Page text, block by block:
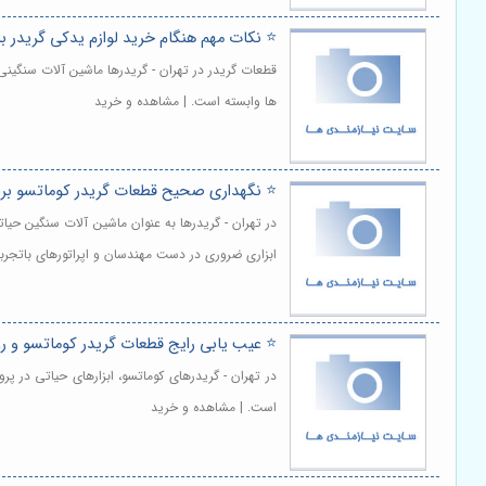
⭐️ نکات مهم هنگام خرید لوازم یدکی
قطعات گریدر در تهران - گریدرها ماشین آلات
ها وابسته است. | مشاهده و خرید
⭐️ نگهداری صحیح قطعات گریدر کوماتسو
در تهران - گریدرها به عنوان ماشین آلات سنگین
ابزاری ضروری در دست مهندسان و اپراتورهای
⭐️ عیب یابی رایج قطعات گریدر کوماتسو
در تهران - گریدرهای کوماتسو، ابزارهای حیاتی
است. | مشاهده و خرید